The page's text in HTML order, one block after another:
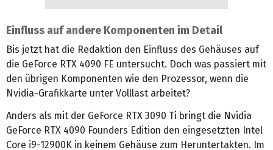
Einfluss auf andere Komponenten im Detail
Bis jetzt hat die Redaktion den Einfluss des Gehäuses auf
die GeForce RTX 4090 FE untersucht. Doch was passiert mit
den übrigen Komponenten wie den Prozessor, wenn die
Nvidia-Grafikkarte unter Volllast arbeitet?
Anders als mit der GeForce RTX 3090 Ti bringt die Nvidia
GeForce RTX 4090 Founders Edition den eingesetzten Intel
Core i9-12900K in keinem Gehäuse zum Heruntertakten. Im